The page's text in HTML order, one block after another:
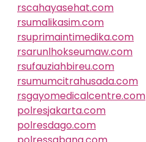
rscahayasehat.com
rsumalikasim.com
rsuprimaintimedika.com
rsarunlhokseumaw.com
rsufauziahbireu.com
rsumumcitrahusada.com
rsgayomedicalcentre.com
polresjakarta.com
polresdago.com